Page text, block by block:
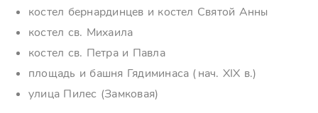
костел бернардинцев и костел Святой Анны
костел св. Михаила
костел св. Петра и Павла
площадь и башня Гядиминаса (нач. ХIХ в.)
улица Пилес (Замковая)